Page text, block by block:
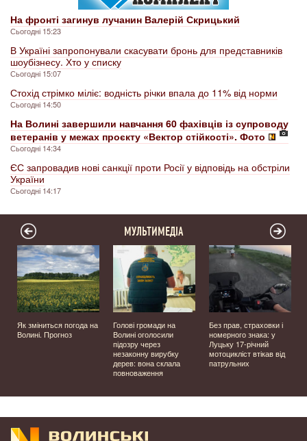
На фронті загинув лучанин Валерій Скрицький
Сьогодні 15:23
В Україні запропонували скасувати бронь для представників
шоубізнесу. Хто у списку
Сьогодні 15:07
Стохід стрімко міліє: водність річки впала до 11% від норми
Сьогодні 14:50
На Волині завершили навчання 60 фахівців із супроводу
ветеранів у межах проєкту «Вектор стійкості». Фото
Сьогодні 14:34
ЄС запровадив нові санкції проти Росії у відповідь на обстріли
України
Сьогодні 14:17
МУЛЬТИМЕДІА
Як зміниться погода на
Волині. Прогноз
Голові громади на
Волині оголосили
підозру через
незаконну вирубку
дерев: вона склала
повноваження
Без прав, страховки і
номерного знака: у
Луцьку 17-річний
мотоцикліст втікав від
патрульних